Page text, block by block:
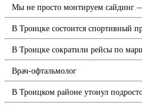
Мы не просто монтируем сайдинг —
В Троицке состоится спортивный
В Троицке сократили рейсы по
Врач-офтальмолог
В Троицком районе утонул